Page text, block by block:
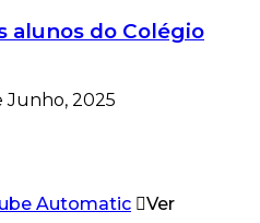
alunos do Colégio
Junho, 2025
Ver